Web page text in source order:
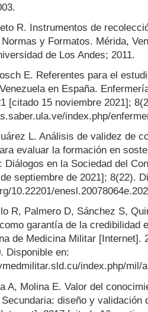
R. Instrumentos de
y Formatos. Mérida,
de Los Andes; 2011.
E. Referentes para el
en España.
[citado 15 noviembre 2021];
index.php/
L. Análisis de validez de
evaluar la formación en
Diálogos en la Sociedad del
septiembre de 2021]; 8(22).
10.22201/
R, Palmero D, Sánchez S,
garantía de la credibilidad
de Medicina Militar [Internet].
Disponible en:
index.php/mil/
A, Molina E. Valor del
diseño y validación